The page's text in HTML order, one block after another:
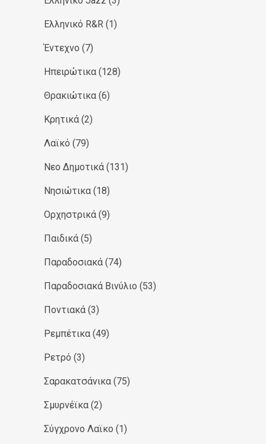
Ελληνικό R&R (1)
Έντεχνο (7)
Ηπειρώτικα (128)
Θρακιώτικα (6)
Κρητικά (2)
Λαϊκό (79)
Νεο Δημοτικά (131)
Νησιώτικα (18)
Ορχηστρικά (9)
Παιδικά (5)
Παραδοσιακά (74)
Παραδοσιακά Βινύλιο (53)
Ποντιακά (3)
Ρεμπέτικα (49)
Ρετρό (3)
Σαρακατσάνικα (75)
Σμυρνέϊκα (2)
Σύγχρονο Λαϊκο (1)